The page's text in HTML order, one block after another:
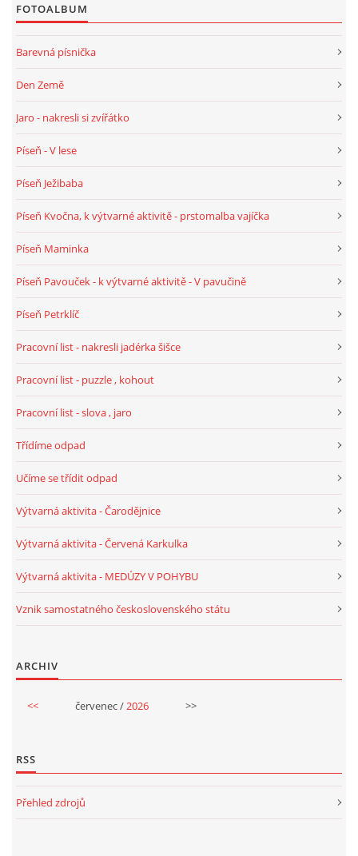
FOTOALBUM
Barevná písnička
Den Země
Jaro - nakresli si zvířátko
Píseň - V lese
Píseň Ježibaba
Píseň Kvočna, k výtvarné aktivitě - prstomalba vajíčka
Píseň Maminka
Píseň Pavouček - k výtvarné aktivitě - V pavučině
Píseň Petrklíč
Pracovní list - nakresli jadérka šišce
Pracovní list - puzzle , kohout
Pracovní list - slova , jaro
Třídíme odpad
Učíme se třídit odpad
Výtvarná aktivita - Čarodějnice
Výtvarná aktivita - Červená Karkulka
Výtvarná aktivita - MEDÚZY V POHYBU
Vznik samostatného československého státu
ARCHIV
<< červenec /2026 >>
RSS
Přehled zdrojů